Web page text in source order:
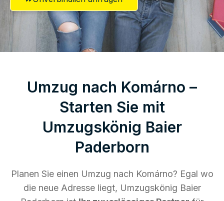
Umzug nach Komárno –
Starten Sie mit
Umzugskönig Baier
Paderborn
Planen Sie einen Umzug nach Komárno? Egal wo
die neue Adresse liegt, Umzugskönig Baier